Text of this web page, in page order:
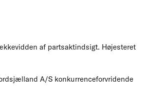
af partsaktindsigt. Højesteret
A/S konkurrenceforvridende